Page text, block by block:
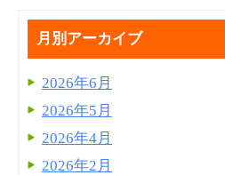
月別アーカイブ
2026年6月
2026年5月
2026年4月
2026年2月